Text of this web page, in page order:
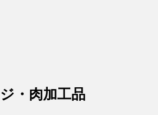
ジ・肉加工品